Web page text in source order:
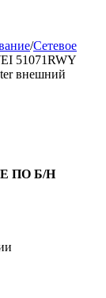
/Сетевое
51071RWY
внешний
ПО Б/Н